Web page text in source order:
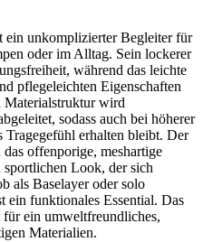
unkomplizierter Begleiter für
oder im Alltag. Sein lockerer
während das leichte
pflegeleichten Eigenschaften
Materialstruktur wird
sodass auch bei höherer
Tragegefühl erhalten bleibt. Der
offenporige, meshartige
Look, der sich
als Baselayer oder solo
ein funktionales Essential. Das
ein umweltfreundliches,
Materialien.